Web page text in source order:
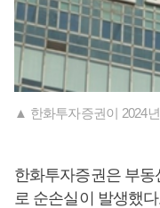
▲ 한화투자증권이 2024
한화투자증권은 부
로 순손실이 발생했